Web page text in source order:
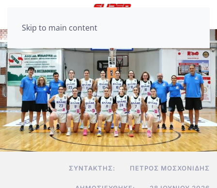
Skip to main content
ΣΥΝΤΆΚΤΗΣ: ΠΈΤΡΟΣ ΜΟΣΧΟΝΊΔΗΣ